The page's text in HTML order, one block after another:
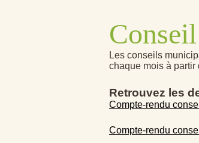
Les conseils
chaque mois à partir
Retrouvez les
Compte-rendu
Compte-rendu